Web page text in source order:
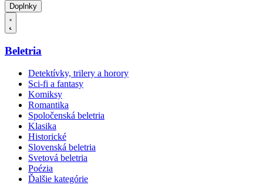
Doplnky
Beletria
Detektívky, trilery a horory
Sci-fi a fantasy
Komiksy
Romantika
Spoločenská beletria
Klasika
Historické
Slovenská beletria
Svetová beletria
Poézia
Ďalšie kategórie